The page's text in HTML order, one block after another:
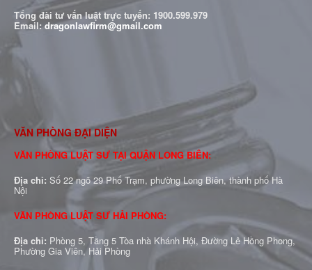
Tổng đài tư vấn luật trực tuyến: 1900.599.979
Email:dragonlawfirm@gmail.com
VĂN PHÒNG ĐẠI DIỆN
VĂN PHÒNG LUẬT SƯ TẠI QUẬN LONG BIÊN:
Địa chỉ: Số 22 ngõ 29 Phố Trạm, phường Long Biên, thành phố Hà
Nội
VĂN PHÒNG LUẬT SƯ HẢI PHÒNG:
Địa chỉ: Phòng 5, Tầng 5 Tòa nhà Khánh Hội, Đường Lê Hồng Phong,
Phường Gia Viên, Hải Phòng